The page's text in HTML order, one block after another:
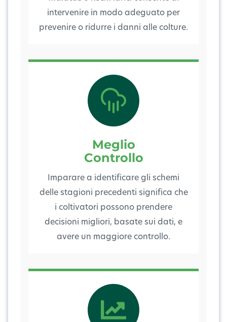
intervenire in modo adeguato per
prevenire o ridurre i danni alle colture.
Meglio
Controllo
Imparare a identificare gli schemi
delle stagioni precedenti significa che
i coltivatori possono prendere
decisioni migliori, basate sui dati, e
avere un maggiore controllo.